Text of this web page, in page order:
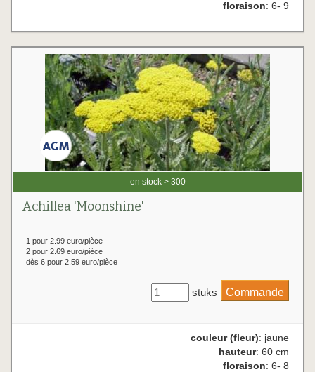
floraison: 6- 9
en stock > 300
Achillea 'Moonshine'
1 pour 2.99 euro/pièce
2 pour 2.69 euro/pièce
dès 6 pour 2.59 euro/pièce
stuks
couleur (fleur): jaune
hauteur: 60 cm
floraison: 6- 8